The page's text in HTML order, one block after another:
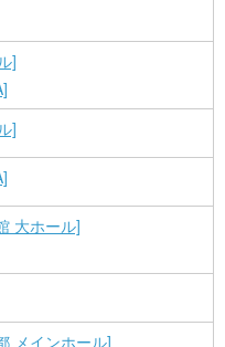
]
]
大ホール]
メインホール]